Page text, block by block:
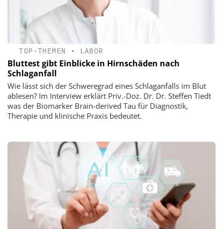
TOP-THEMEN • LABOR
Bluttest gibt Einblicke in Hirnschäden nach
Schlaganfall
Wie lässt sich der Schweregrad eines Schlaganfalls im Blut
ablesen? Im Interview erklärt Priv.-Doz. Dr. Dr. Steffen Tiedt
was der Biomarker Brain-derived Tau für Diagnostik,
Therapie und klinische Praxis bedeutet.